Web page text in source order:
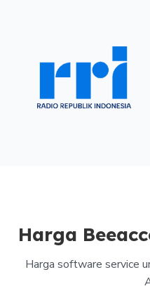
Harga
Harga software service